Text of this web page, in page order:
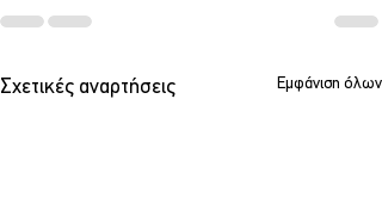
Σχετικές αναρτήσεις Εμφάνιση όλων